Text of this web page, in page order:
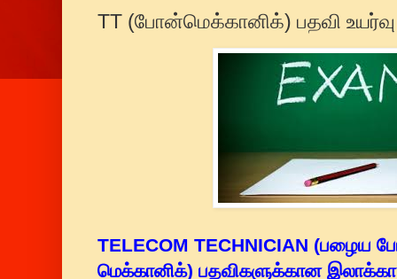
TT (போன்மெக்கானிக்) பதவி
TELECOM TECHNICIAN (பழைய
மெக்கானிக்) பதவிகளுக்கான இலாக்கா